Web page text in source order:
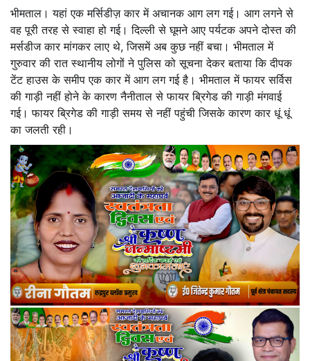
भीमताल। यहां एक मर्सिडीज़ कार में अचानक आग लग गई। आग लगने से
वह पूरी तरह से स्वाहा हो गई। दिल्ली से घूमने आए पर्यटक अपने दोस्त की
मर्सडीज कार मांगकर लाए थे, जिसमें अब कुछ नहीं बचा। भीमताल में
गुरुवार की रात स्थानीय लोगों ने पुलिस को सूचना देकर बताया कि दीपक
टेंट हाउस के समीप एक कार में आग लग गई है। भीमताल में फायर सर्विस
की गाड़ी नहीं होने के कारण नैनीताल से फायर ब्रिगेड की गाड़ी मंगवाई
गई। फायर ब्रिगेड की गाड़ी समय से नहीं पहुंची जिसके कारण कार धूं धूं
का जलती रही।